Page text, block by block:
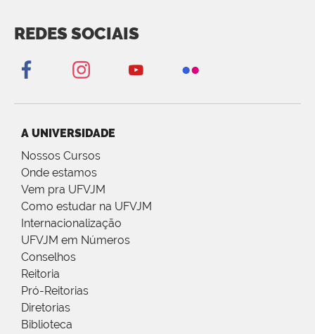
REDES SOCIAIS
A UNIVERSIDADE
Nossos Cursos
Onde estamos
Vem pra UFVJM
Como estudar na UFVJM
Internacionalização
UFVJM em Números
Conselhos
Reitoria
Pró-Reitorias
Diretorias
Biblioteca